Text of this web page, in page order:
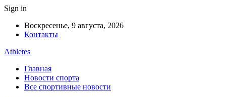
Sign in
Воскресенье, 9 августа, 2026
Контакты
Athletes
Главная
Новости спорта
Все спортивные новости